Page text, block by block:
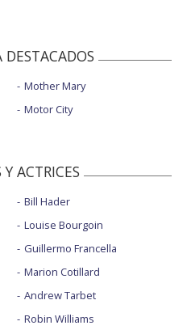
DESTACADOS
Mother Mary
Motor City
ACTRICES
Bill Hader
Louise Bourgoin
Guillermo Francella
Marion Cotillard
Andrew Tarbet
Robin Williams